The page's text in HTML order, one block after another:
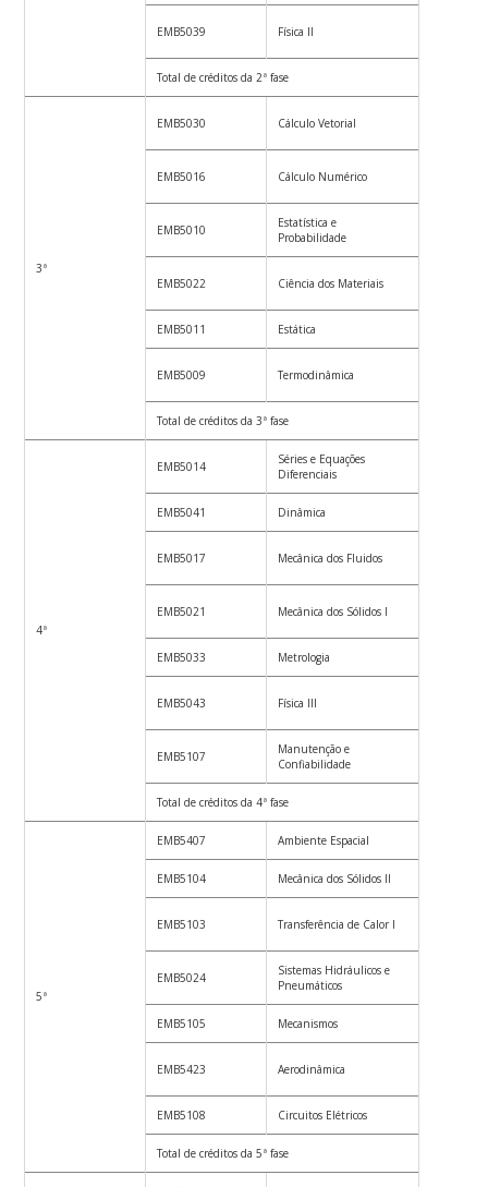
EMB5039 Física II
Total de créditos da 2ª fase
3ª
EMB5030 Cálculo Vetorial
EMB5016 Cálculo Numérico
EMB5010
Estatística e
Probabilidade
EMB5022 Ciência dos Materiais
EMB5011 Estática
EMB5009 Termodinâmica
Total de créditos da 3ª fase
4ª
EMB5014
Séries e Equações
Diferenciais
EMB5041 Dinâmica
EMB5017 Mecânica dos Fluidos
EMB5021 Mecânica dos Sólidos I
EMB5033 Metrologia
EMB5043 Física III
EMB5107
Manutenção e
Confiabilidade
Total de créditos da 4ª fase
5ª
EMB5407 Ambiente Espacial
EMB5104 Mecânica dos Sólidos II
EMB5103 Transferência de Calor I
EMB5024
Sistemas Hidráulicos e
Pneumáticos
EMB5105 Mecanismos
EMB5423 Aerodinâmica
EMB5108 Circuitos Elétricos
Total de créditos da 5ª fase